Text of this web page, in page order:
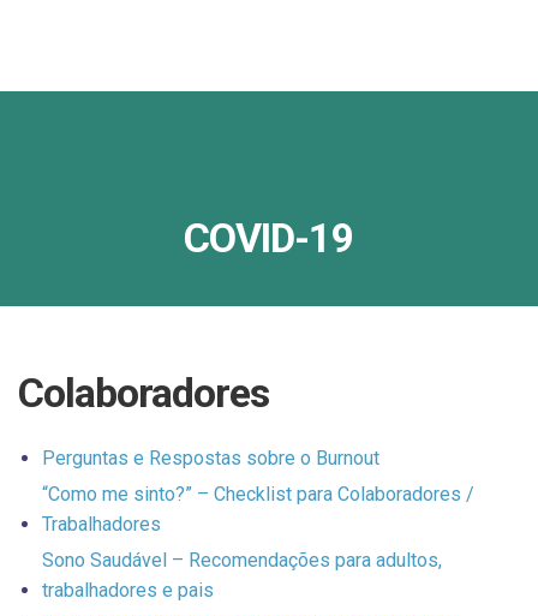
COVID-19
Colaboradores
Perguntas e Respostas sobre o Burnout
“Como me sinto?” – Checklist para Colaboradores /
Trabalhadores
Sono Saudável – Recomendações para adultos,
trabalhadores e pais